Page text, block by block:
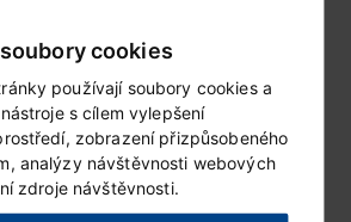
cookies
používají soubory cookies a
s cílem vylepšení
zobrazení přizpůsobeného
analýzy návštěvnosti webových
zdroje návštěvnosti.
Fotogalerie